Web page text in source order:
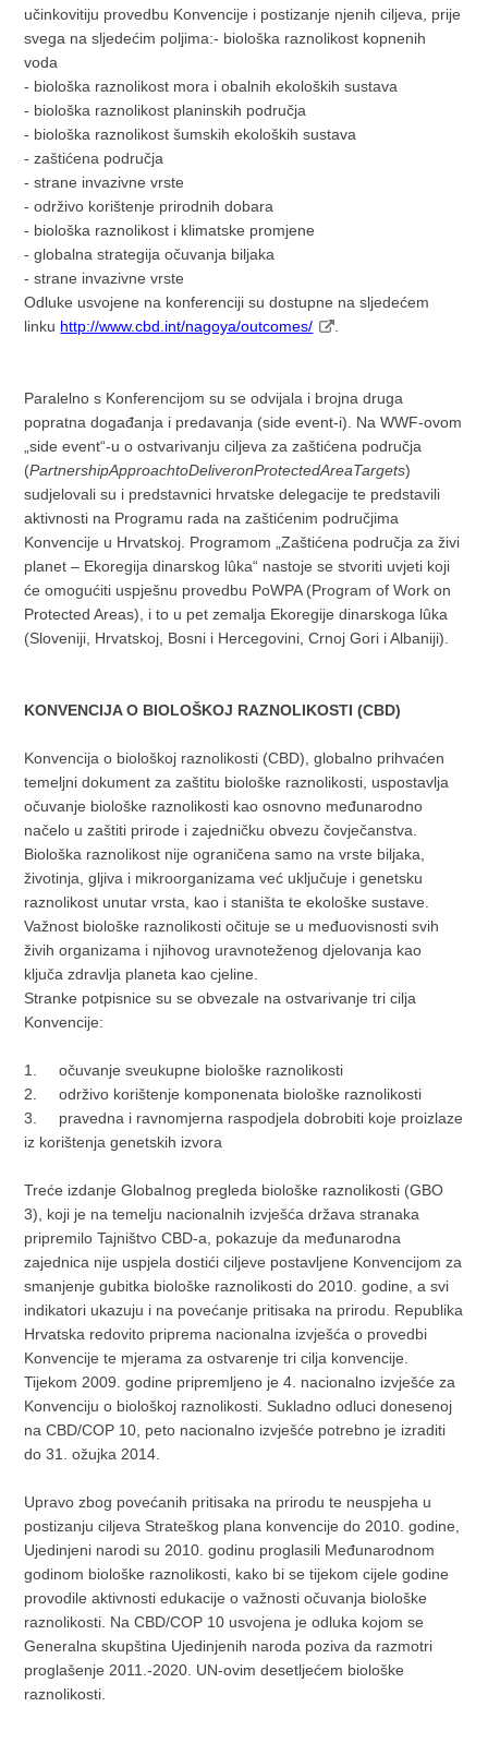
učinkovitiju provedbu Konvencije i postizanje njenih ciljeva, prije
svega na sljedećim poljima:- biološka raznolikost kopnenih
voda
- biološka raznolikost mora i obalnih ekoloških sustava
- biološka raznolikost planinskih područja
- biološka raznolikost šumskih ekoloških sustava
- zaštićena područja
- strane invazivne vrste
- održivo korištenje prirodnih dobara
- biološka raznolikost i klimatske promjene
- globalna strategija očuvanja biljaka
- strane invazivne vrste
Odluke usvojene na konferenciji su dostupne na sljedećem
linku http://www.cbd.int/nagoya/outcomes/
Paralelno s Konferencijom su se odvijala i brojna druga
popratna događanja i predavanja (side event-i). Na WWF-ovom
„side event“-u o ostvarivanju ciljeva za zaštićena područja
(PartnershipApproachtoDeliveronProtectedAreaTargets)
sudjelovali su i predstavnici hrvatske delegacije te predstavili
aktivnosti na Programu rada na zaštićenim područjima
Konvencije u Hrvatskoj. Programom „Zaštićena područja za živi
planet – Ekoregija dinarskog lûka“ nastoje se stvoriti uvjeti koji
će omogućiti uspješnu provedbu PoWPA (Program of Work on
Protected Areas), i to u pet zemalja Ekoregije dinarskoga lûka
(Sloveniji, Hrvatskoj, Bosni i Hercegovini, Crnoj Gori i Albaniji).
KONVENCIJA O BIOLOŠKOJ RAZNOLIKOSTI (CBD)
Konvencija o biološkoj raznolikosti (CBD), globalno prihvaćen
temeljni dokument za zaštitu biološke raznolikosti, uspostavlja
očuvanje biološke raznolikosti kao osnovno međunarodno
načelo u zaštiti prirode i zajedničku obvezu čovječanstva.
Biološka raznolikost nije ograničena samo na vrste biljaka,
životinja, gljiva i mikroorganizama već uključuje i genetsku
raznolikost unutar vrsta, kao i staništa te ekološke sustave.
Važnost biološke raznolikosti očituje se u međuovisnosti svih
živih organizama i njihovog uravnoteženog djelovanja kao
ključa zdravlja planeta kao cjeline.
Stranke potpisnice su se obvezale na ostvarivanje tri cilja
Konvencije:
1.
očuvanje sveukupne biološke raznolikosti
2.
održivo korištenje komponenata biološke raznolikosti
3.
pravedna i ravnomjerna raspodjela dobrobiti koje proizlaze
iz korištenja genetskih izvora
Treće izdanje Globalnog pregleda biološke raznolikosti (GBO
3), koji je na temelju nacionalnih izvješća država stranaka
pripremilo Tajništvo CBD-a, pokazuje da međunarodna
zajednica nije uspjela dostići ciljeve postavljene Konvencijom za
smanjenje gubitka biološke raznolikosti do 2010. godine, a svi
indikatori ukazuju i na povećanje pritisaka na prirodu. Republika
Hrvatska redovito priprema nacionalna izvješća o provedbi
Konvencije te mjerama za ostvarenje tri cilja konvencije.
Tijekom 2009. godine pripremljeno je 4. nacionalno izvješće za
Konvenciju o biološkoj raznolikosti. Sukladno odluci donesenoj
na CBD/COP 10, peto nacionalno izvješće potrebno je izraditi
do 31. ožujka 2014.
Upravo zbog povećanih pritisaka na prirodu te neuspjeha u
postizanju ciljeva Strateškog plana konvencije do 2010. godine,
Ujedinjeni narodi su 2010. godinu proglasili Međunarodnom
godinom biološke raznolikosti, kako bi se tijekom cijele godine
provodile aktivnosti edukacije o važnosti očuvanja biološke
raznolikosti. Na CBD/COP 10 usvojena je odluka kojom se
Generalna skupština Ujedinjenih naroda poziva da razmotri
proglašenje 2011.-2020. UN-ovim desetljećem biološke
raznolikosti.